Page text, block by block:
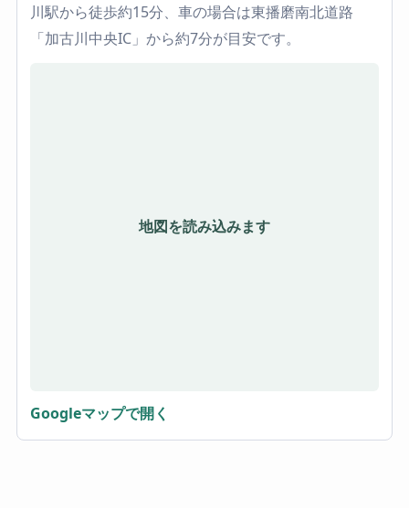
川駅から徒歩約15分、車の場合は東播磨南北道路
「加古川中央IC」から約7分が目安です。
地図を読み込みます
Googleマップで開く